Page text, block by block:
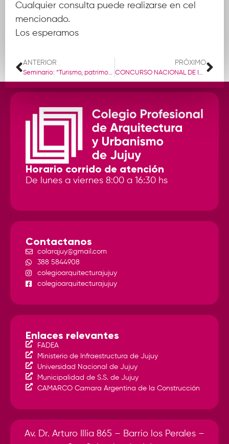
Cualquier consulta puede realizarse en cel
mencionado.
Los esperamos
ANTERIOR
Seminario: “Turismo, patrimonio, corporalidad y territorios en disputa en el Noroeste Argentino.
PRÓXIMO
CONCURSO NACIONAL DE IDEAS PARA EL PLAN MAESTRO: DISTRITO DOCK CENTRAL PUERTO LA PLATA
Horario corrido de atención
De lunes a viernes 8:00 a 16:30 hs
Contactanos
colarqjuy@gmail.com
388 5844908
colegioarquitecturajujuy
colegioarquitecturajujuy
Enlaces relevantes
FADEA
Ministerio de Infraestructura de Jujuy
Universidad Nacional de Jujuy
Municipalidad de S.S. de Jujuy
CAMARCO Camara Argentina de la Construcción
Av. Dr. Arturo Illia 865 – Barrio los Perales –